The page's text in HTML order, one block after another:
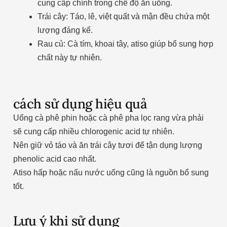
cung cấp chính trong chế độ ăn uống.
Trái cây: Táo, lê, việt quất và mận đều chứa một
lượng đáng kể.
Rau củ: Cà tím, khoai tây, atiso giúp bổ sung hợp
chất này tự nhiên.
cách sử dụng hiệu quả
Uống cà phê phin hoặc cà phê pha lọc rang vừa phải
sẽ cung cấp nhiều chlorogenic acid tự nhiên.
Nên giữ vỏ táo và ăn trái cây tươi để tận dụng lượng
phenolic acid cao nhất.
Atiso hấp hoặc nấu nước uống cũng là nguồn bổ sung
tốt.
Lưu ý khi sử dụng